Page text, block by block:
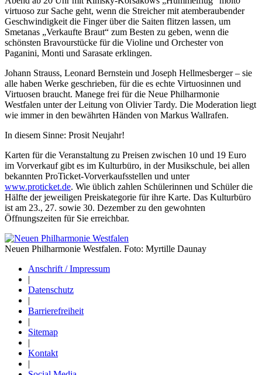
virtuoso zur Sache geht, wenn die Streicher mit atemberaubender
Geschwindigkeit die Finger über die Saiten flitzen lassen, um
Smetanas „Verkaufte Braut“ zum Besten zu geben, wenn die
schönsten Bravourstücke für die Violine und Orchester von
Paganini, Monti und Sarasate erklingen.
Johann Strauss, Leonard Bernstein und Joseph Hellmesberger – sie
alle haben Werke geschrieben, für die es echte Virtuosinnen und
Virtuosen braucht. Manege frei für die Neue Philharmonie
Westfalen unter der Leitung von Olivier Tardy. Die Moderation liegt
wie immer in den bewährten Händen von Markus Wallrafen.
In diesem Sinne: Prosit Neujahr!
Karten für die Veranstaltung zu Preisen zwischen 10 und 19 Euro
im Vorverkauf gibt es im Kulturbüro, in der Musikschule, bei allen
bekannten ProTicket-Vorverkaufsstellen und unter
www.proticket.de. Wie üblich zahlen Schülerinnen und Schüler die
Hälfte der jeweiligen Preiskategorie für ihre Karte. Das Kulturbüro
ist am 23., 27. sowie 30. Dezember zu den gewohnten
Öffnungszeiten für Sie erreichbar.
Neuen Philharmonie Westfalen. Foto: Myrtille Daunay
Anschrift / Impressum
|
Datenschutz
|
Barrierefreiheit
|
Sitemap
|
Kontakt
|